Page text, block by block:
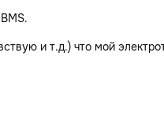
и т.д.) что мой